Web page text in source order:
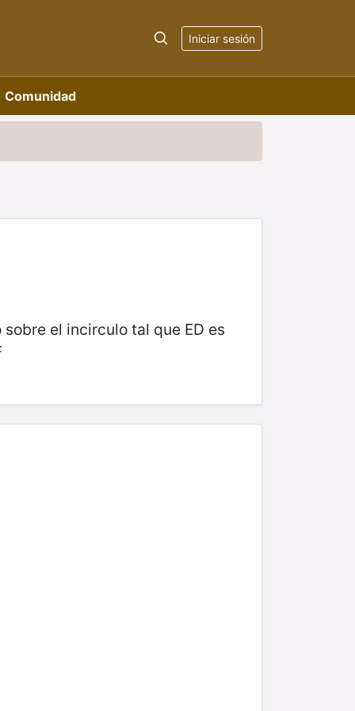
Iniciar sesión
Comunidad
el incirculo tal que ED es